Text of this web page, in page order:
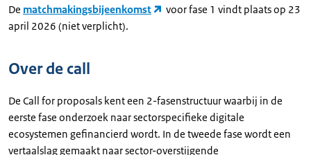
De matchmakingsbijeenkomst
voor fase 1 vindt plaats op 23
april 2026 (niet verplicht).
Over de call
De Call for proposals kent een 2-fasenstructuur waarbij in de
eerste fase onderzoek naar sectorspecifieke digitale
ecosystemen gefinancierd wordt. In de tweede fase wordt een
vertaalslag gemaakt naar sector-overstijgende